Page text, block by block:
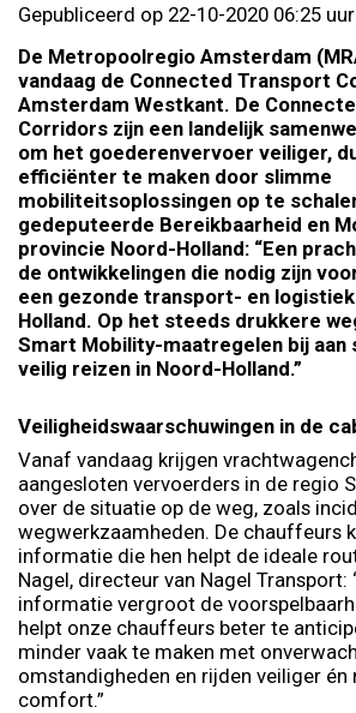
Gepubliceerd op 22-10-2020 06:25 uur
De Metropoolregio Amsterdam
vandaag de Connected Transport
Amsterdam Westkant. De
Corridors zijn een landelijk
om het goederenvervoer veiliger,
efficiënter te maken door slimme
mobiliteitsoplossingen op te
gedeputeerde Bereikbaarheid en
provincie Noord-Holland: “Een
de ontwikkelingen die nodig zijn
een gezonde transport- en
Holland. Op het steeds drukkere
Smart Mobility-maatregelen bij aan
veilig reizen in Noord-Holland.”
Veiligheidswaarschuwingen in de
Vanaf vandaag krijgen
aangesloten vervoerders in de regio
over de situatie op de weg, zoals
wegwerkzaamheden. De chauffeurs
informatie die hen helpt de ideale
Nagel, directeur van Nagel Transport:
informatie vergroot de
helpt onze chauffeurs beter te
minder vaak te maken met
omstandigheden en rijden veiliger én
comfort.”